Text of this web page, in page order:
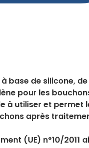
à base de silicone, de
pour les
à utiliser et permet
après
(UE) n°10/2011